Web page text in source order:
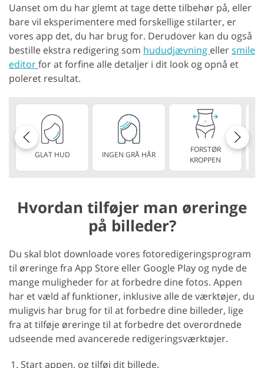
Uanset om du har glemt at tage dette tilbehør på, eller
bare vil eksperimentere med forskellige stilarter, er
vores app det, du har brug for. Derudover kan du også
bestille ekstra redigering som hududjævning ellersmile
editorfor at forfine alle detaljer i dit look og opnå et
poleret resultat.
GLAT HUD INGEN GRÅ HÅR
FORSTØR
KROPPEN
Hvordan tilføjer man øreringe
på billeder?
Du skal blot downloade vores fotoredigeringsprogram
til øreringe fra App Store eller Google Play og nyde de
mange muligheder for at forbedre dine fotos. Appen
har et væld af funktioner, inklusive alle de værktøjer, du
muligvis har brug for til at forbedre dine billeder, lige
fra at tilføje øreringe til at forbedre det overordnede
udseende med avancerede redigeringsværktøjer.
Start appen, og tilføj dit billede.